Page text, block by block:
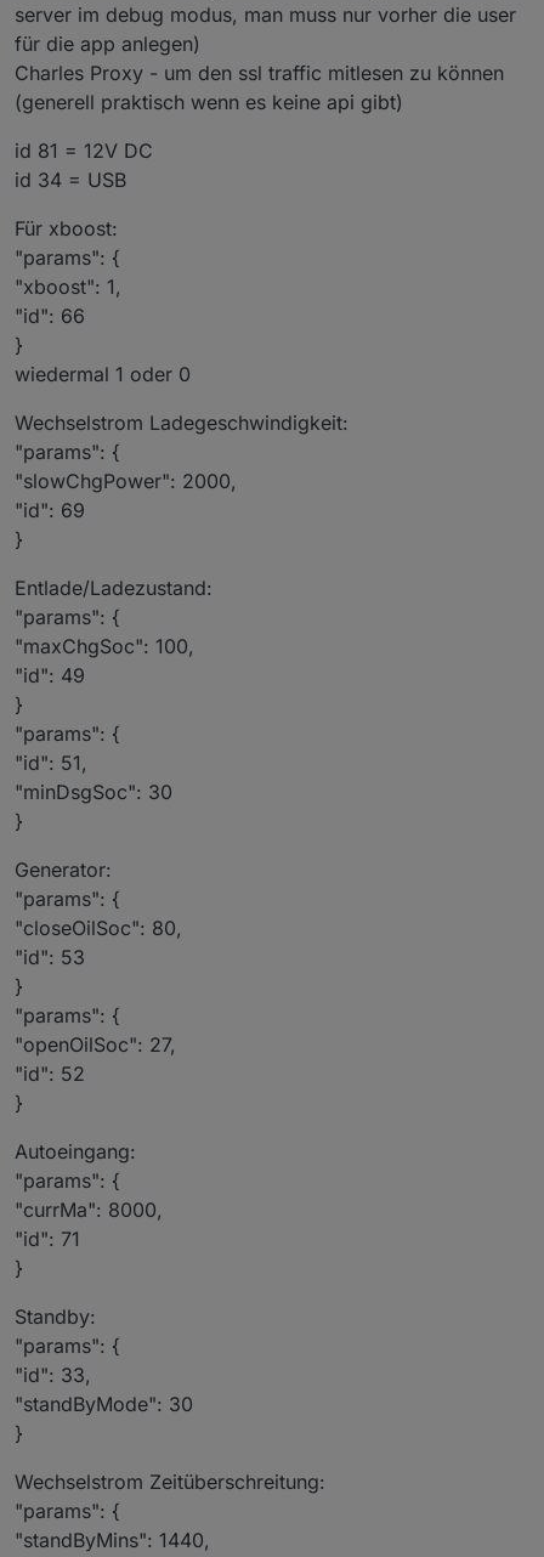
server im debug modus, man muss nur vorher die user
für die app anlegen)
Charles Proxy - um den ssl traffic mitlesen zu können
(generell praktisch wenn es keine api gibt)
id 81 = 12V DC
id 34 = USB
Für xboost:
"params": {
"xboost": 1,
"id": 66
}
wiedermal 1 oder 0
Wechselstrom Ladegeschwindigkeit:
"params": {
"slowChgPower": 2000,
"id": 69
}
Entlade/Ladezustand:
"params": {
"maxChgSoc": 100,
"id": 49
}
"params": {
"id": 51,
"minDsgSoc": 30
}
Generator:
"params": {
"closeOilSoc": 80,
"id": 53
}
"params": {
"openOilSoc": 27,
"id": 52
}
Autoeingang:
"params": {
"currMa": 8000,
"id": 71
}
Standby:
"params": {
"id": 33,
"standByMode": 30
}
Wechselstrom Zeitüberschreitung:
"params": {
"standByMins": 1440,